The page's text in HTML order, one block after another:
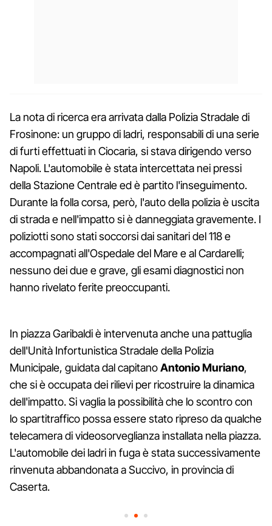
La nota di ricerca era arrivata dalla Polizia Stradale di
Frosinone: un gruppo di ladri, responsabili di una serie
di furti effettuati in Ciocaria, si stava dirigendo verso
Napoli. L'automobile è stata intercettata nei pressi
della Stazione Centrale ed è partito l'inseguimento.
Durante la folla corsa, però, l'auto della polizia è uscita
di strada e nell'impatto si è danneggiata gravemente. I
poliziotti sono stati soccorsi dai sanitari del 118 e
accompagnati all'Ospedale del Mare e al Cardarelli;
nessuno dei due e grave, gli esami diagnostici non
hanno rivelato ferite preoccupanti.
In piazza Garibaldi è intervenuta anche una pattuglia
dell'Unità Infortunistica Stradale della Polizia
Municipale, guidata dal capitanoAntonio Muriano,
che si è occupata dei rilievi per ricostruire la dinamica
dell'impatto. Si vaglia la possibilità che lo scontro con
lo spartitraffico possa essere stato ripreso da qualche
telecamera di videosorveglianza installata nella piazza.
L'automobile dei ladri in fuga è stata successivamente
rinvenuta abbandonata a Succivo, in provincia di
Caserta.